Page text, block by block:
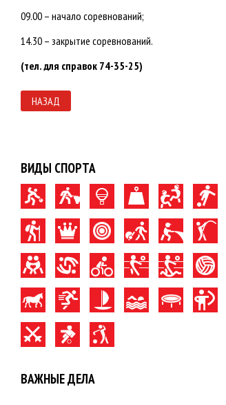
09.00 – начало соревнований;
14.30 – закрытие соревнований.
(тел. для справок 74-35-25)
НАЗАД
ВИДЫ СПОРТА
ВАЖНЫЕ ДЕЛА